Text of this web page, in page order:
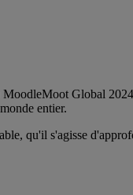
Global
entier.
qu'il s'agisse